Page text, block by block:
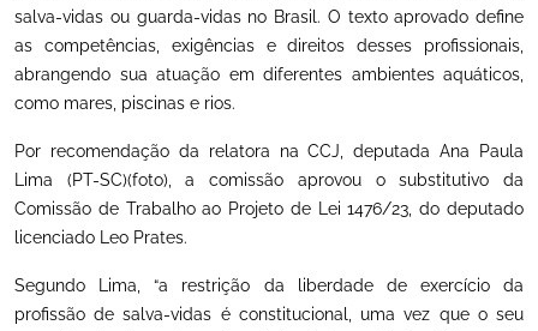
salva-vidas ou guarda-vidas no Brasil. O texto aprovado define
as competências, exigências e direitos desses profissionais,
abrangendo sua atuação em diferentes ambientes aquáticos,
como mares, piscinas e rios.
Por recomendação da relatora na CCJ, deputada Ana Paula
Lima (PT-SC)(foto), a comissão aprovou o substitutivo da
Comissão de Trabalho ao Projeto de Lei 1476/23, do deputado
licenciado Leo Prates.
Segundo Lima, “a restrição da liberdade de exercício da
profissão de salva-vidas é constitucional, uma vez que o seu